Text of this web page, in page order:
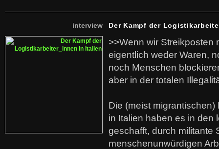
interview Der Kampf der
>>Wenn wir Streikposten
eigentlich weder Waren,
noch Menschen
aber in der totalen
Die (meist
in Italien haben es in den
geschafft, durch militante
menschenunwürdigen